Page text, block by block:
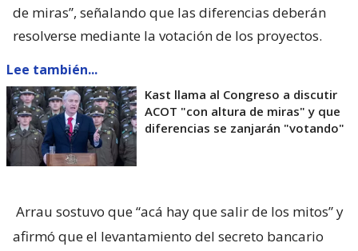
de miras”, señalando que las diferencias deberán
resolverse mediante la votación de los proyectos.
Lee también...
Kast llama al Congreso a discutir
ACOT "con altura de miras" y que
diferencias se zanjarán "votando"
Arrau sostuvo que “acá hay que salir de los mitos” y
afirmó que el levantamiento del secreto bancario